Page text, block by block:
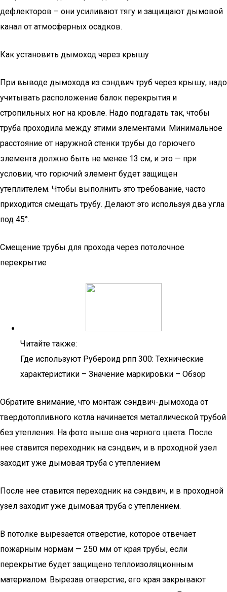
дефлекторов – они усиливают тягу и защищают дымовой
канал от атмосферных осадков.
Как установить дымоход через крышу
При выводе дымохода из сэндвич труб через крышу, надо
учитывать расположение балок перекрытия и
стропильных ног на кровле. Надо подгадать так, чтобы
труба проходила между этими элементами. Минимальное
расстояние от наружной стенки трубы до горючего
элемента должно быть не менее 13 см, и это — при
условии, что горючий элемент будет защищен
утеплителем. Чтобы выполнить это требование, часто
приходится смещать трубу. Делают это используя два угла
под 45°.
Смещение трубы для прохода через потолочное
перекрытие
Читайте также:
Где используют Рубероид рпп 300: Технические
характеристики – Значение маркировки – Обзор
Обратите внимание, что монтаж сэндвич-дымохода от
твердотопливного котла начинается металлической трубой
без утепления. На фото выше она черного цвета. После
нее ставится переходник на сэндвич, и в проходной узел
заходит уже дымовая труба с утеплением
После нее ставится переходник на сэндвич, и в проходной
узел заходит уже дымовая труба с утеплением.
В потолке вырезается отверстие, которое отвечает
пожарным нормам — 250 мм от края трубы, если
перекрытие будет защищено теплоизоляционным
материалом. Вырезав отверстие, его края закрывают